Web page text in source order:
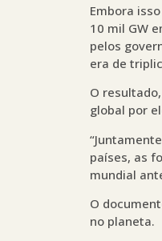
Embora
10 mil GW
pelos
era de
O
global por
países, as
mundial
O
no planeta.